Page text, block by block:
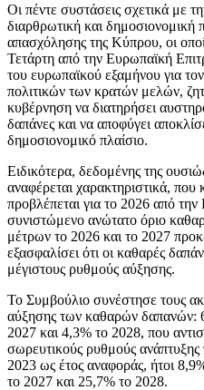
Οι πέντε συστάσεις σχετικά με
διαρθρωτική και δημοσιονομική
απασχόλησης της Κύπρου, οι
Τετάρτη από την Ευρωπαϊκή
του ευρωπαϊκού εξαμήνου για
πολιτικών των κρατών μελών,
κυβέρνηση να διατηρήσει
δαπάνες και να αποφύγει
δημοσιονομικό πλαίσιο.
Ειδικότερα, δεδομένης της
αναφέρεται χαρακτηριστικά,
προβλέπεται για το 2026 από
συνιστώμενο ανώτατο όριο
μέτρων το 2026 και το 2027
εξασφαλίσει ότι οι καθαρές
μέγιστους ρυθμούς αύξησης.
Το Συμβούλιο συνέστησε τους
αύξησης των καθαρών δαπανών:
2027 και 4,3% το 2028, που
σωρευτικούς ρυθμούς
2023 ως έτος αναφοράς, ήτοι
το 2027 και 25,7% το 2028.